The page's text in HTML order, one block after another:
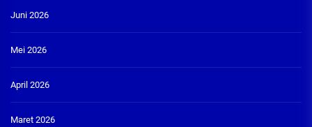
Juni 2026
Mei 2026
April 2026
Maret 2026